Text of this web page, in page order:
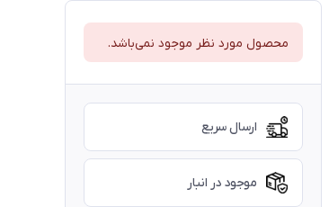
محصول مورد نظر موجود نمی‌باشد.
ارسال سریع
موجود در انبار